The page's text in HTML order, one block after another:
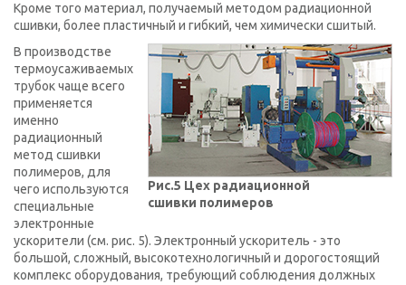
Кроме того материал, получаемый методом радиационной
сшивки, более пластичный и гибкий, чем химически сшитый.
Рис.5 Цех радиационной
сшивки полимеров
В производстве
термоусаживаемых
трубок чаще всего
применяется
именно
радиационный
метод сшивки
полимеров, для
чего используются
специальные
электронные
ускорители (см. рис. 5). Электронный ускоритель - это
большой, сложный, высокотехнологичный и дорогостоящий
комплекс оборудования, требующий соблюдения должных